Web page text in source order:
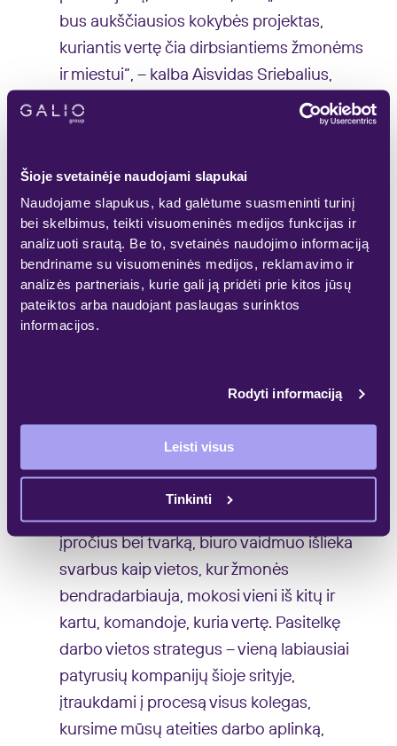
Šioje svetainėje naudojami slapukai
Naudojame slapukus, kad galėtume suasmeninti turinį
bei skelbimus, teikti visuomeninės medijos funkcijas ir
analizuoti srautą. Be to, svetainės naudojimo informaciją
bendriname su visuomeninės medijos, reklamavimo ir
analizės partneriais, kurie gali ją pridėti prie kitos jūsų
pateiktos arba naudojant paslaugas surinktos
informacijos.
Rodyti informaciją
Leisti visus
Tinkinti
bus aukščiausios kokybės projektas,
kuriantis vertę čia dirbsiantiems žmonėms
ir miestui“, – kalba Aisvidas Sriebalius,
„Galio Group“ generalinis direktorius.
Pasak jo, plėtojant „Gustavs“ verslo parką
įgūdžius, įgytus įgyvendinant panašios
koncepcijos konversijos projektą „S7“
Vilniaus Saltoniškių g.
Rūta Jasiulionienė, SEB grupės paslaugų
centrų Vilniuje ir Rygoje vadovė, teigia,
kad naujo, specialiai pritaikyto biuro
kuriam kruopščiai ruoštasi.
aplinkoje. Nors pandemija pakeitė darbo
įpročius bei tvarką, biuro vaidmuo išlieka
svarbus kaip vietos, kur žmonės
bendradarbiauja, mokosi vieni iš kitų ir
kartu, komandoje, kuria vertę. Pasitelkę
darbo vietos strategus – vieną labiausiai
patyrusių kompanijų šioje srityje,
įtraukdami į procesą visus kolegas,
kursime mūsų ateities darbo aplinką,